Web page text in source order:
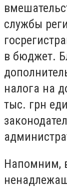
службы
в бюджет.
налога на
тыс. грн
Напомним,